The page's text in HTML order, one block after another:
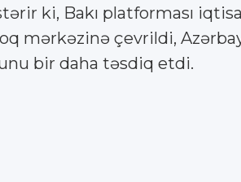
ki, Bakı platforması
mərkəzinə çevrildi,
bir daha təsdiq etdi.